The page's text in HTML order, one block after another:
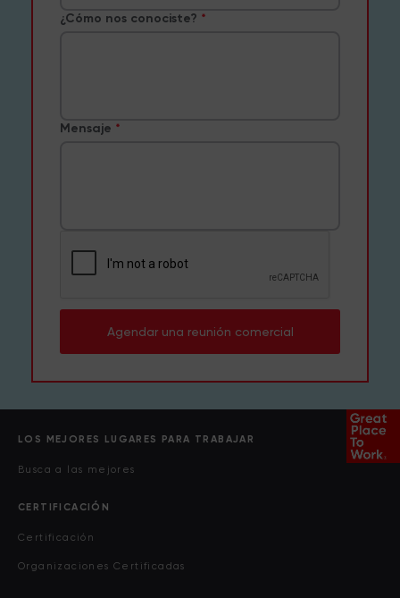
¿Cómo nos conociste?
Mensaje
Agendar una reunión comercial
LOS MEJORES LUGARES PARA TRABAJAR
Busca a las mejores
CERTIFICACIÓN
Certificación
Organizaciones Certificadas